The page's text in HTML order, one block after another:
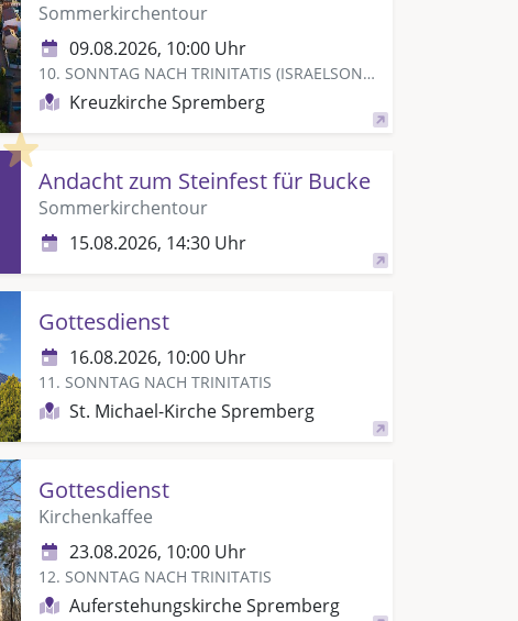
Sommerkirchentour
09.08.2026, 10:00 Uhr
10. SONNTAG NACH TRINITATIS (ISRAELSONNTAG)
Kreuzkirche Spremberg
Highlight
Andacht zum Steinfest für Bucke
Sommerkirchentour
15.08.2026, 14:30 Uhr
Gottesdienst
16.08.2026, 10:00 Uhr
11. SONNTAG NACH TRINITATIS
St. Michael-Kirche Spremberg
Gottesdienst
Kirchenkaffee
23.08.2026, 10:00 Uhr
12. SONNTAG NACH TRINITATIS
Auferstehungskirche Spremberg